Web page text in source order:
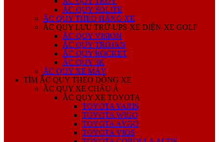
ẮC QUY SOLITE
ẮC QUY THEO HÃNG XE
ẮC QUY LƯU TRỮ-UPS-XE ĐIỆN-XE GOLF
ẮC QUY VISION
ẮC QUY TROJAN
ẮC QUY ROCKET
ẮC QUY 3K
ẮC QUY XE MÁY
TÌM ẮC QUY THEO DÒNG XE
ẮC QUY XE CHÂU Á
ẮC QUY XE TOYOTA
TOYOTA YARIS
TOYOTA WIGO
TOYOTA AYGO
TOYOTA VIOS